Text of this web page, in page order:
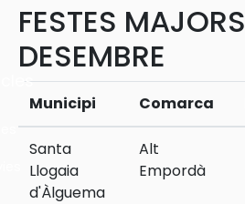
FESTES MAJORS
DESEMBRE
Municipi Comarca
Santa
Llogaia
d'Àlguema
Alt
Empordà